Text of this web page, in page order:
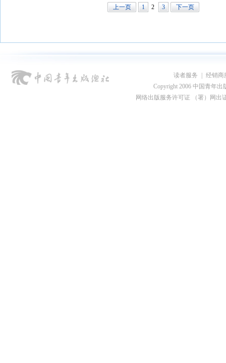
上一页 1 2 3 下一页
读者服务
经销商
Copyright 2006 中国青年出
网络出版服务许可证 （署）网出